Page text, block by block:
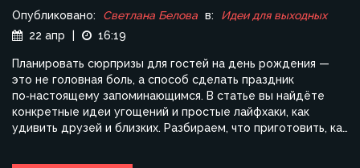
Опубликовано: Светлана Белова в:
Идеи для выходных
22 апр
| 16:19
Планировать сюрпризы для гостей на день рождения —
это не головная боль, а способ сделать праздник
по‑настоящему запоминающимся. В статье вы найдёте
конкретные идеи угощений и простые лайфхаки, как
удивить друзей и близких. Разбираем, что приготовить, как